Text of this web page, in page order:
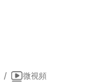
/ 微視頻